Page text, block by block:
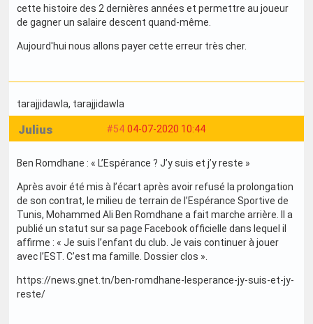
cette histoire des 2 dernières années et permettre au joueur
de gagner un salaire descent quand-même.
Aujourd'hui nous allons payer cette erreur très cher.
tarajjidawla, tarajjidawla
#54 04-07-2020 10:44
Julius
Ben Romdhane : « L’Espérance ? J’y suis et j’y reste »
Après avoir été mis à l’écart après avoir refusé la prolongation
de son contrat, le milieu de terrain de l’Espérance Sportive de
Tunis, Mohammed Ali Ben Romdhane a fait marche arrière. Il a
publié un statut sur sa page Facebook officielle dans lequel il
affirme : « Je suis l’enfant du club. Je vais continuer à jouer
avec l’EST. C’est ma famille. Dossier clos ».
https://news.gnet.tn/ben-romdhane-lesperance-jy-suis-et-jy-
reste/